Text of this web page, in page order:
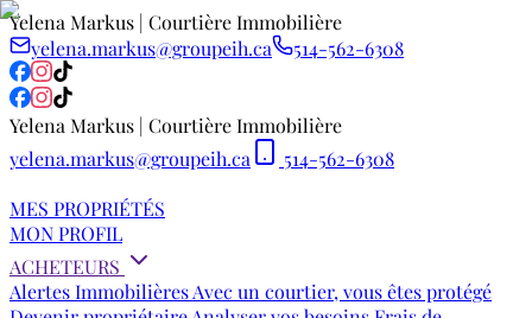
Yelena Markus | Courtière Immobilière
yelena.markus@groupeih.ca
514-562-6308
Yelena Markus | Courtière Immobilière
yelena.markus@groupeih.ca
514-562-6308
MES PROPRIÉTÉS
MON PROFIL
ACHETEURS
Alertes ImmobilièresAvec un courtier, vous êtes protégé